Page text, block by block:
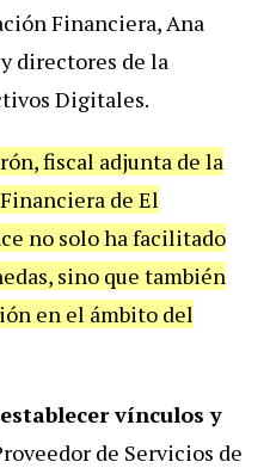
Financiera, Ana
directores de la
Digitales.
fiscal adjunta de la
de El
no solo ha facilitado
sino que también
en el ámbito del
establecer vínculos y
de Servicios de